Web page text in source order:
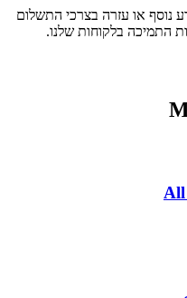
נוסף או עזרה בצרכי התשלום
התמיכה בלקוחות שלנו.
All